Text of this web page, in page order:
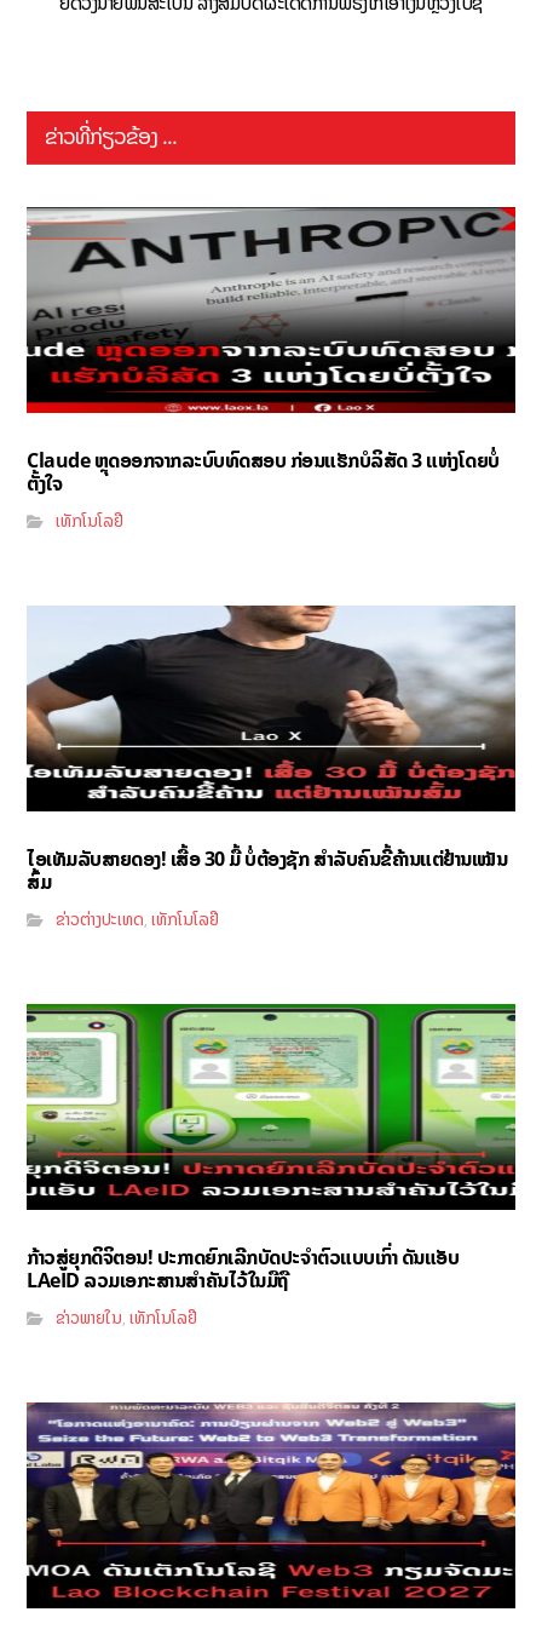
ຂ່າວທີ່ກ່ຽວຂ້ອງ ...
Claude ຫຼຸດອອກຈາກລະບົບທົດສອບ ກ່ອນແຮັກບໍລິສັດ 3 ແຫ່ງໂດຍບໍ່
ຕັ້ງໃຈ
ເທັກໂນໂລຢີ
ໄອເທັມລັບສາຍດອງ! ເສື້ອ 30 ມື້ ບໍ່ຕ້ອງຊັກ ສຳລັບຄົນຂີ້ຄ້ານແຕ່ຢ້ານເໝັນ
ສົ້ມ
ຂ່າວຕ່າງປະເທດ,ເທັກໂນໂລຢີ
ກ້າວສູ່ຍຸກດິຈິຕອນ! ປະກາດຍົກເລີກບັດປະຈຳຕົວແບບເກົ່າ ດັນແອັບ
LAeID ລວມເອກະສານສຳຄັນໄວ້ໃນມືຖື
ຂ່າວພາຍໃນ,ເທັກໂນໂລຢີ